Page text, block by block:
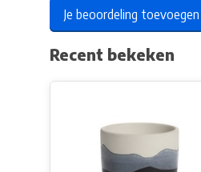
Je beoordeling toevoegen
Recent bekeken